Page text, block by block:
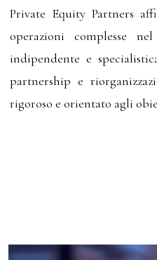
Private Equity Partners
operazioni complesse
indipendente e
partnership e
rigoroso e orientato agli